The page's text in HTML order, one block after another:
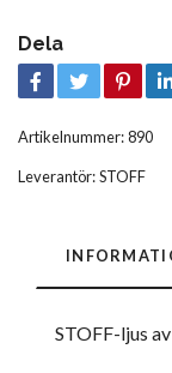
Dela
Artikelnummer:890
Leverantör:STOFF
STOFF-ljus